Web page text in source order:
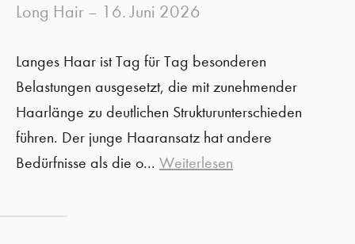
Long Hair – 16. Juni 2026
Langes Haar ist Tag für Tag besonderen
Belastungen ausgesetzt, die mit zunehmender
Haarlänge zu deutlichen Strukturunterschieden
führen. Der junge Haaransatz hat andere
Bedürfnisse als die o... Weiterlesen